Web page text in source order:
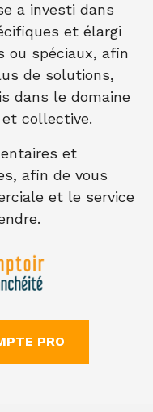
a investi dans
et élargi
ou spéciaux, afin
de solutions,
dans le domaine
collective.
et
afin de vous
et le service
PRO